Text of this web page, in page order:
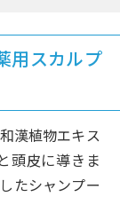
用スカルプ
漢植物エキス
頭皮に導きま
たシャンプー